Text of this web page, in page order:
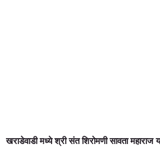
खराडेवाडी मध्ये श्री संत शिरोमणी सावता महाराज